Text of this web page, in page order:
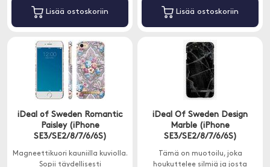
Lisää ostoskoriin Lisää ostoskoriin
iDeal of Sweden Romantic
Paisley (iPhone
SE3/SE2/8/7/6/6S)
Magneettikuori kauniilla kuviolla.
Sopii täydellisesti
iDeal Of Sweden Design
Marble (iPhone
SE3/SE2/8/7/6/6S)
Tämä on muotoilu, joka
houkuttelee silmiä ja josta